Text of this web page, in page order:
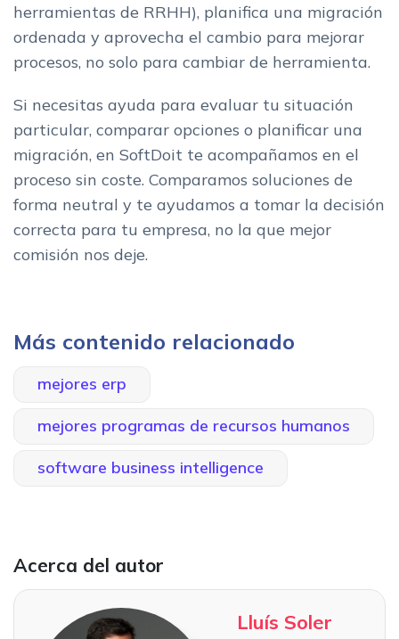
herramientas de RRHH), planifica una migración
ordenada y aprovecha el cambio para mejorar
procesos, no solo para cambiar de herramienta.
Si necesitas ayuda para evaluar tu situación
particular, comparar opciones o planificar una
migración, en SoftDoit te acompañamos en el
proceso sin coste. Comparamos soluciones de
forma neutral y te ayudamos a tomar la decisión
correcta para tu empresa, no la que mejor
comisión nos deje.
Más contenido relacionado
mejores erp
mejores programas de recursos humanos
software business intelligence
Acerca del autor
Lluís Soler